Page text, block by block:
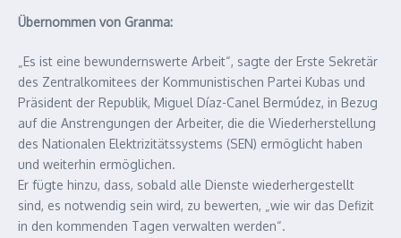
Übernommen von Granma:
„Es ist eine bewundernswerte Arbeit“, sagte der Erste Sekretär
des Zentralkomitees der Kommunistischen Partei Kubas und
Präsident der Republik, Miguel Díaz-Canel Bermúdez, in Bezug
auf die Anstrengungen der Arbeiter, die die Wiederherstellung
des Nationalen Elektrizitätssystems (SEN) ermöglicht haben
und weiterhin ermöglichen.
Er fügte hinzu, dass, sobald alle Dienste wiederhergestellt
sind, es notwendig sein wird, zu bewerten, „wie wir das Defizit
in den kommenden Tagen verwalten werden“.